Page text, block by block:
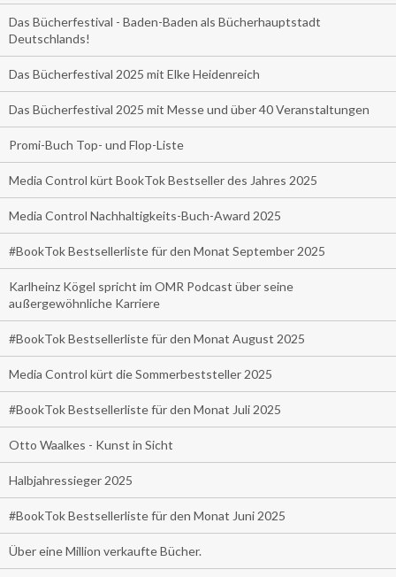
Das Bücherfestival - Baden-Baden als Bücherhauptstadt
Deutschlands!
Das Bücherfestival 2025 mit Elke Heidenreich
Das Bücherfestival 2025 mit Messe und über 40 Veranstaltungen
Promi-Buch Top- und Flop-Liste
Media Control kürt BookTok Bestseller des Jahres 2025
Media Control Nachhaltigkeits-Buch-Award 2025
#BookTok Bestsellerliste für den Monat September 2025
Karlheinz Kögel spricht im OMR Podcast über seine
außergewöhnliche Karriere
#BookTok Bestsellerliste für den Monat August 2025
Media Control kürt die Sommerbeststeller 2025
#BookTok Bestsellerliste für den Monat Juli 2025
Otto Waalkes - Kunst in Sicht
Halbjahressieger 2025
#BookTok Bestsellerliste für den Monat Juni 2025
Über eine Million verkaufte Bücher.